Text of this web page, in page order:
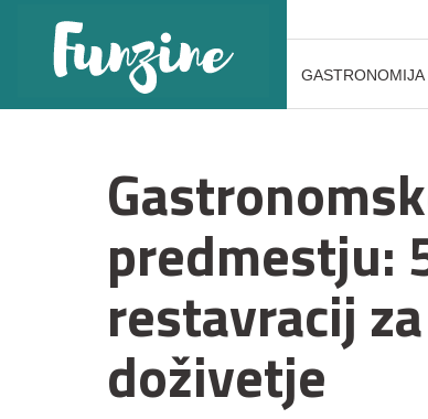
GASTRONOMIJA
predmestju:
restavracij
doživetje